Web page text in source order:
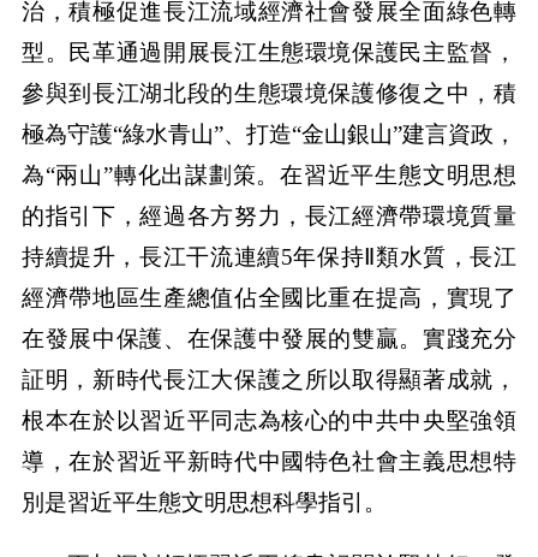
治，積極促進長江流域經濟社會發展全面綠色轉
型。民革通過開展長江生態環境保護民主監督，
參與到長江湖北段的生態環境保護修復之中，積
極為守護“綠水青山”、打造“金山銀山”建言資政，
為“兩山”轉化出謀劃策。在習近平生態文明思想
的指引下，經過各方努力，長江經濟帶環境質量
持續提升，長江干流連續5年保持Ⅱ類水質，長江
經濟帶地區生產總值佔全國比重在提高，實現了
在發展中保護、在保護中發展的雙贏。實踐充分
証明，新時代長江大保護之所以取得顯著成就，
根本在於以習近平同志為核心的中共中央堅強領
導，在於習近平新時代中國特色社會主義思想特
別是習近平生態文明思想科學指引。